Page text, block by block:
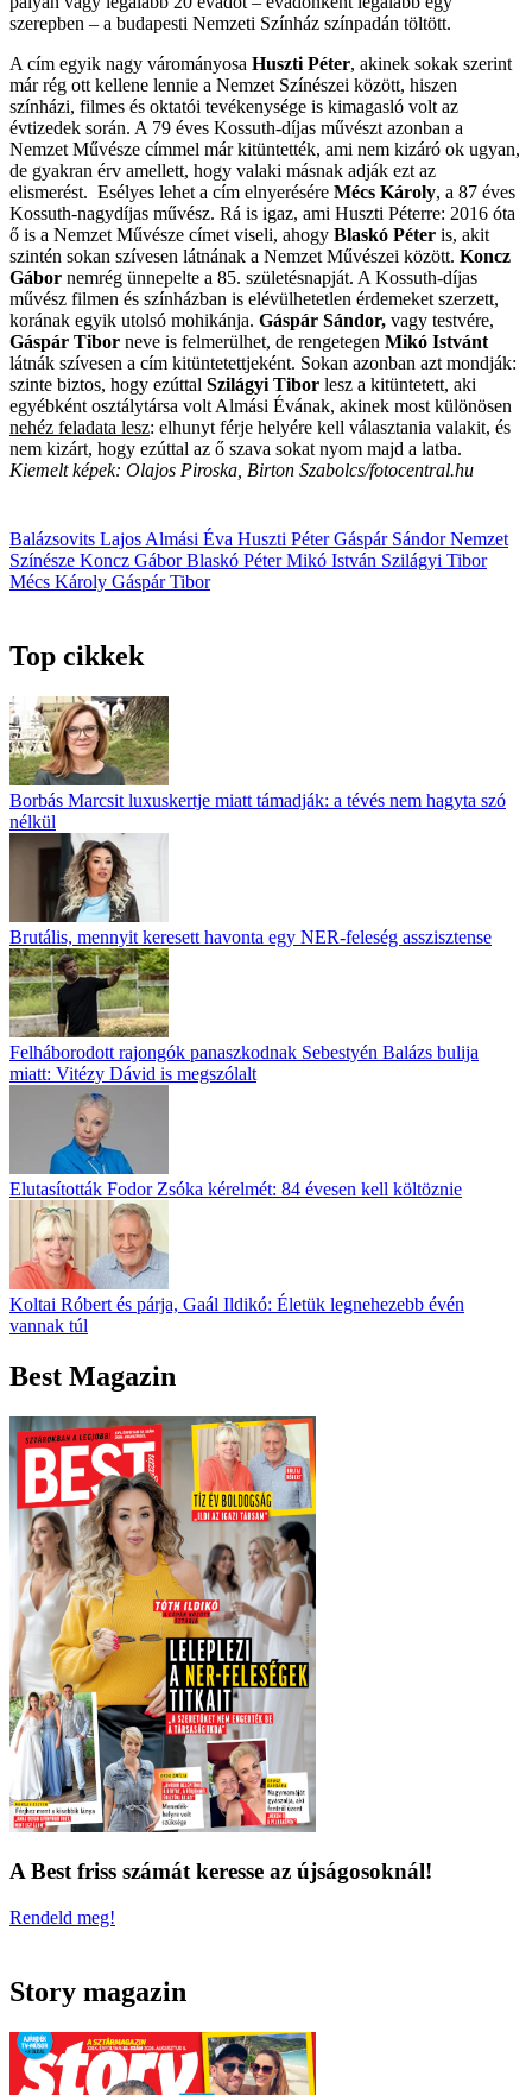
szerepben – a budapesti Nemzeti Színház színpadán töltött.
A cím egyik nagy várományosa Huszti Péter, akinek sokak szerint
már rég ott kellene lennie a Nemzet Színészei között, hiszen
színházi, filmes és oktatói tevékenysége is kimagasló volt az
évtizedek során. A 79 éves Kossuth-díjas művészt azonban a
Nemzet Művésze címmel már kitüntették, ami nem kizáró ok ugyan,
de gyakran érv amellett, hogy valaki másnak adják ezt az
elismerést. Esélyes lehet a cím elnyerésére Mécs Károly, a 87 éves
Kossuth-nagydíjas művész. Rá is igaz, ami Huszti Péterre: 2016 óta
ő is a Nemzet Művésze címet viseli, ahogy Blaskó Péter is, akit
szintén sokan szívesen látnának a Nemzet Művészei között. Koncz
Gábor nemrég ünnepelte a 85. születésnapját. A Kossuth-díjas
művész filmen és színházban is elévülhetetlen érdemeket szerzett,
korának egyik utolsó mohikánja. Gáspár Sándor, vagy testvére,
Gáspár Tibor neve is felmerülhet, de rengetegen Mikó Istvánt
látnák szívesen a cím kitüntetettjeként. Sokan azonban azt mondják:
szinte biztos, hogy ezúttal Szilágyi Tibor lesz a kitüntetett, aki
egyébként osztálytársa volt Almási Évának, akinek most különösen
nehéz feladata lesz: elhunyt férje helyére kell választania valakit, és
nem kizárt, hogy ezúttal az ő szava sokat nyom majd a latba.
Kiemelt képek: Olajos Piroska, Birton Szabolcs/fotocentral.hu
Balázsovits Lajos Almási Éva Huszti PéterGáspár SándorNemzet
Színésze Koncz GáborBlaskó PéterMikó István Szilágyi Tibor
Mécs Károly Gáspár Tibor
Top cikkek
Borbás Marcsit luxuskertje miatt támadják: a tévés nem hagyta szó
nélkül
Brutális, mennyit keresett havonta egy NER-feleség asszisztense
Felháborodott rajongók panaszkodnak Sebestyén Balázs bulija
miatt: Vitézy Dávid is megszólalt
Elutasították Fodor Zsóka kérelmét: 84 évesen kell költöznie
Koltai Róbert és párja, Gaál Ildikó: Életük legnehezebb évén
vannak túl
Best Magazin
A Best friss számát keresse az újságosoknál!
Rendeld meg!
Story magazin